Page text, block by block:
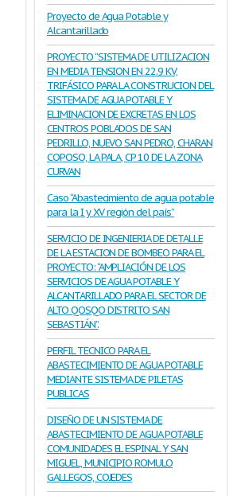
Proyecto de Agua Potable y
Alcantarillado
PROYECTO “SISTEMA DE UTILIZACION
EN MEDIA TENSION EN 22.9 KV,
TRIFÁSICO PARA LA CONSTRUCION DEL
SISTEMA DE AGUA POTABLE Y
ELIMINACION DE EXCRETAS EN LOS
CENTROS POBLADOS DE SAN
PEDRILLO, NUEVO SAN PEDRO, CHARAN
COPOSO, LA PALA, CP 10 DE LA ZONA
CURVAN
Caso “Abastecimiento de agua potable
para la I y XV región del país”
SERVICIO DE INGENIERIA DE DETALLE
DE LA ESTACION DE BOMBEO PARA EL
PROYECTO: “AMPLIACIÓN DE LOS
SERVICIOS DE AGUA POTABLE Y
ALCANTARILLADO PARA EL SECTOR DE
ALTO QOSQO DISTRITO SAN
SEBASTIÁN”.
PERFIL TECNICO PARA EL
ABASTECIMIENTO DE AGUA POTABLE
MEDIANTE SISTEMA DE PILETAS
PUBLICAS
DISEÑO DE UN SISTEMA DE
ABASTECIMIENTO DE AGUA POTABLE
COMUNIDADES EL ESPINAL Y SAN
MIGUEL, MUNICIPIO ROMULO
GALLEGOS, COJEDES